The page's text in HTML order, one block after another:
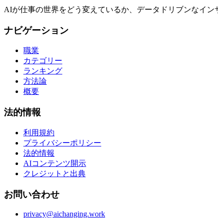
AIが仕事の世界をどう変えているか、データドリブンなイン
ナビゲーション
職業
カテゴリー
ランキング
方法論
概要
法的情報
利用規約
プライバシーポリシー
法的情報
AIコンテンツ開示
クレジットと出典
お問い合わせ
privacy@aichanging.work